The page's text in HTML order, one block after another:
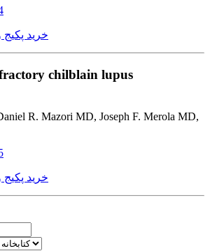
خرید پکیج
chilblain lupus
R. Mazori MD, Joseph F. Merola MD,
خرید پکیج